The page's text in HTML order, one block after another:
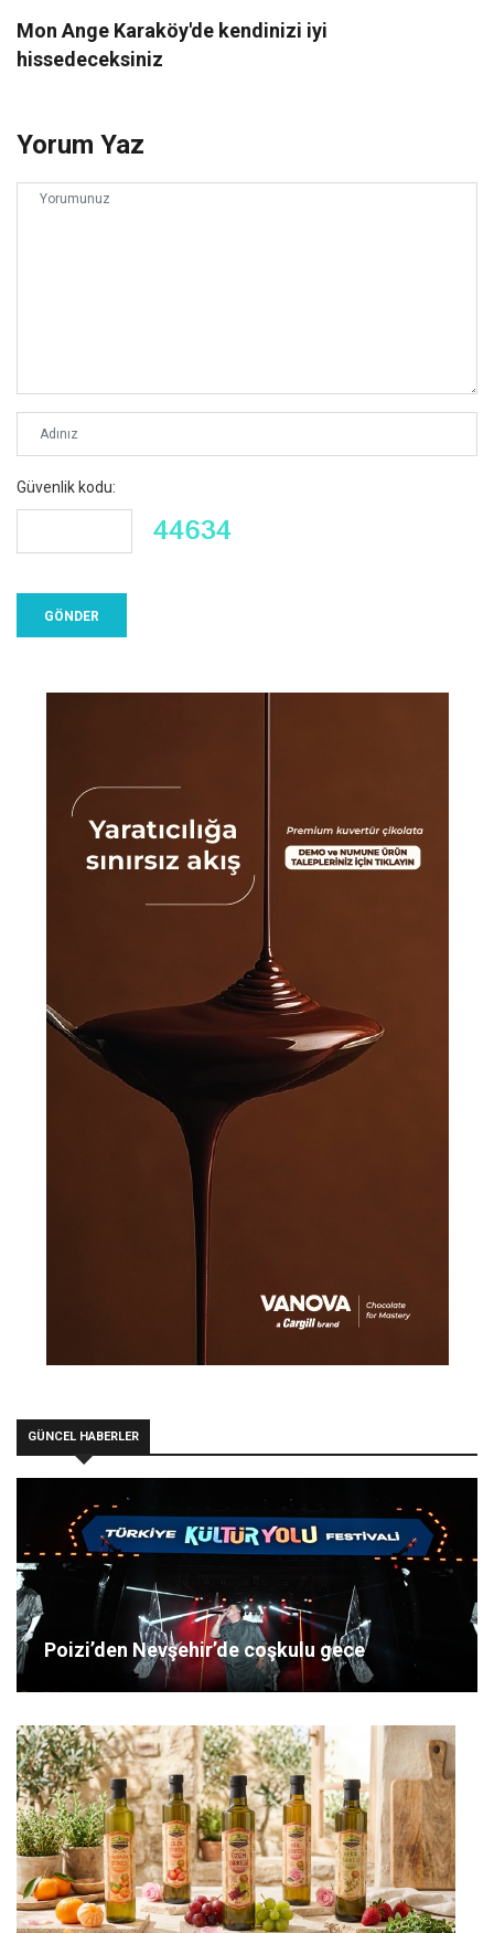
Mon Ange Karaköy'de kendinizi iyi
hissedeceksiniz
Yorum Yaz
Güvenlik kodu:
GÜNCEL HABERLER
Poizi’den Nevşehir’de coşkulu gece